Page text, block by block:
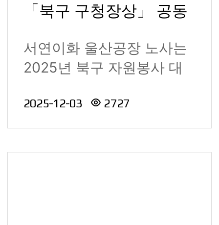
「북구 구청장상」 공동
서연이화 울산공장 노사는
2025년 북구 자원봉사 대
화 확산에 기여한 공..
2025-12-03 2727